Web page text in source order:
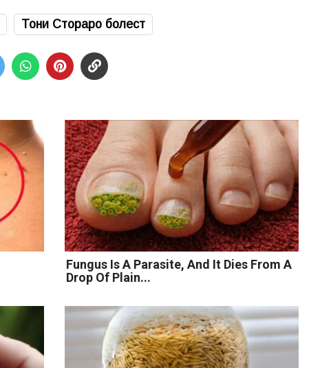
Тони Стораро болест
Fungus Is A Parasite, And It Dies From A
Drop Of Plain...